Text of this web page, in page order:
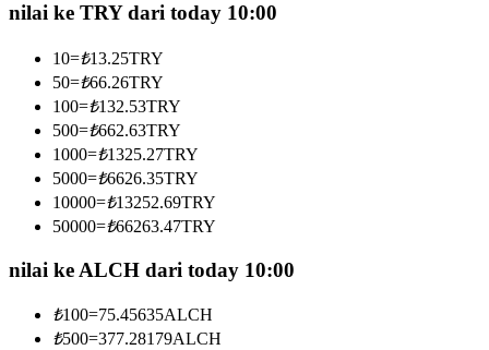
Menjadi Pedagang Salinan
Nikmati pembagian keuntungan dan komisi copy trading
Informasi
nilai ke TRY dari today 10:00
10=₺13.25TRY
50=₺66.26TRY
100=₺132.53TRY
500=₺662.63TRY
1000=₺1325.27TRY
5000=₺6626.35TRY
10000=₺13252.69TRY
50000=₺66263.47TRY
nilai ke ALCH dari today 10:00
₺100=75.45635ALCH
₺500=377.28179ALCH